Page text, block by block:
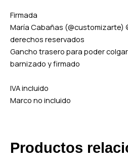
Firmada
María Cabañas (@customizarte)
derechos reservados
Gancho trasero para poder
barnizado y firmado
IVA incluido
Marco no incluido
Productos